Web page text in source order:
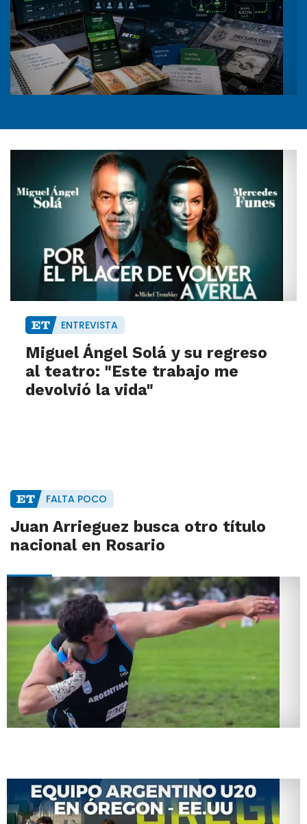
ENTREVISTA
Miguel Ángel Solá y su regreso
al teatro: "Este trabajo me
devolvió la vida"
FALTA POCO
Juan Arrieguez busca otro título
nacional en Rosario